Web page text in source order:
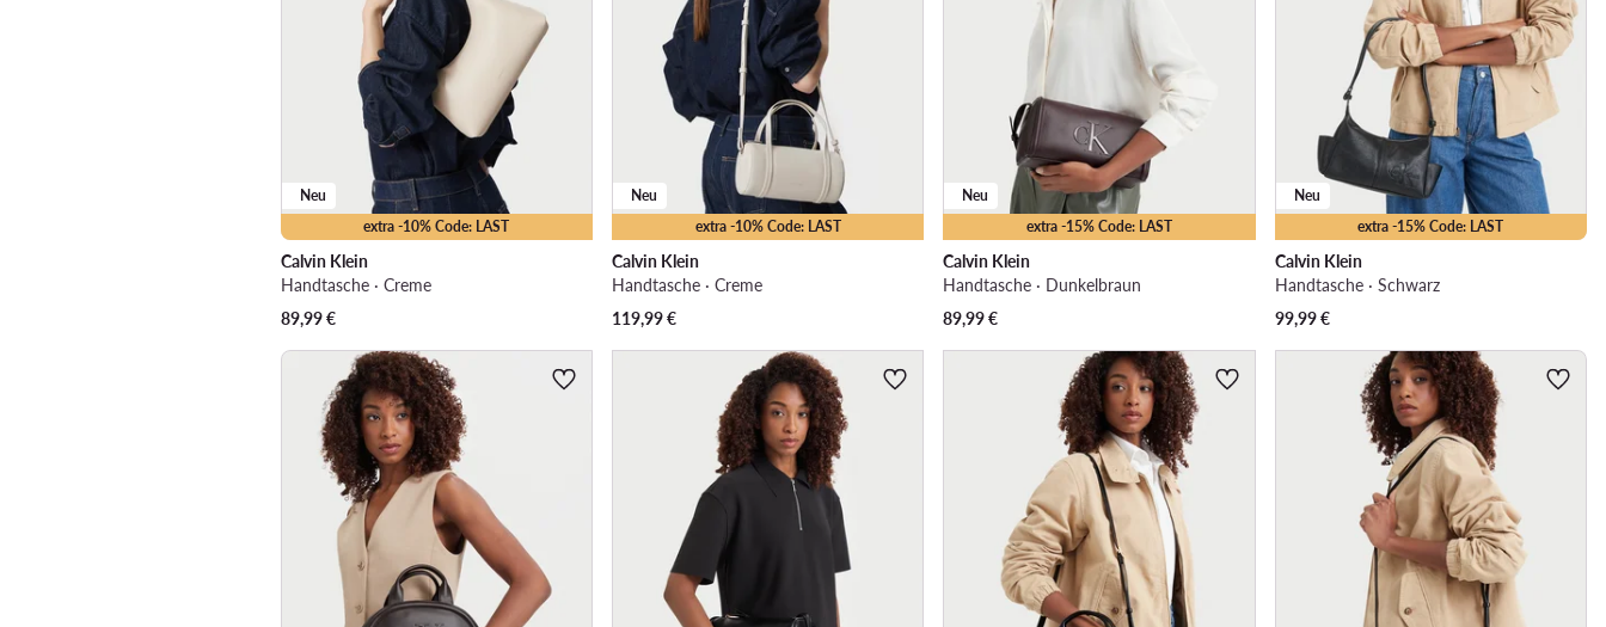
extra -10% Code: LAST
Neu
Calvin Klein
Handtasche · Creme
89,99€
extra -10% Code: LAST
Neu
Calvin Klein
Handtasche · Creme
119,99€
extra -15% Code: LAST
Neu
Calvin Klein
Handtasche · Dunkelbraun
89,99€
extra -15% Code: LAST
Neu
Calvin Klein
Handtasche · Schwarz
99,99€